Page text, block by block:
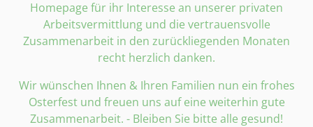
Homepage für ihr Interesse an unserer privaten
Arbeitsvermittlung und die vertrauensvolle
Zusammenarbeit in den zurückliegenden Monaten
recht herzlich danken.
Wir wünschen Ihnen & Ihren Familien nun ein frohes
Osterfest und freuen uns auf eine weiterhin gute
Zusammenarbeit. - Bleiben Sie bitte alle gesund!